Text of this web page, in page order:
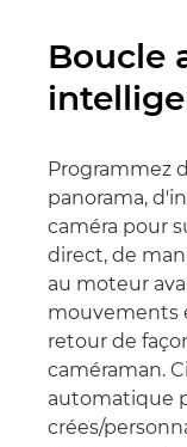
Boucle
Programmez
panorama,
caméra pour
direct, de
au moteur
mouvements
retour de
caméraman.
automatique
crées/